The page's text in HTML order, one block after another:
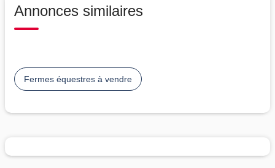
Annonces similaires
Fermes équestres à vendre